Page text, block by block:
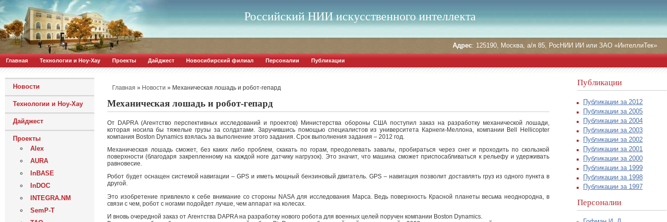
Российский НИИ искусственного интеллекта
Адрес: 125190, Москва, а/я 85, РосНИИ ИИ или ЗАО «ИнтеллиТек»
Главная Технологии и Ноу-Хау Проекты Дайджест Новосибирский филиал Персоналии Публикации
Новости
Технологии и Ноу-Хау
Дайджест
Проекты
Alex
AURA
InBASE
InDOC
INTEGRA.NM
SemP-T
Главная » Новости » Механическая лошадь и робот-гепард
Механическая лошадь и робот-гепард
От DAPRA (Агентство перспективных исследований и проектов) Министерства обороны США поступил заказ на разработку механической лошади,
которая носила бы тяжелые грузы за солдатами. Заручившись помощью специалистов из университета Карнеги-Меллона, компании Bell Hellicopter
компания Boston Dynamics взялась за выполнение этого задания. Срок выполнения задания – 2012 год.
Механическая лошадь сможет, без каких либо проблем, скакать по горам, преодолевать завалы, пробираться через снег и проходить по скользкой
поверхности (благодаря закрепленному на каждой ноге датчику нагрузок). Это значит, что машина сможет приспосабливаться к рельефу и удерживать
равновесие.
Робот будет оснащен системой навигации – GPS и иметь мощный бензиновый двигатель. GPS – навигация позволит доставлять груз из одного пункта в
другой.
Это изобретение привлекло к себе внимание со стороны NASA для исследования Марса. Ведь поверхность Красной планеты весьма неоднородна, в
связи с чем, робот с ногами подойдет лучше, чем аппарат на колесах.
И вновь очередной заказ от Агентства DAPRA на разработку нового робота для военных целей поручен компании Boston Dynamics.
Публикации
Публикации за 2012
Публикации за 2005
Публикации за 2004
Публикации за 2003
Публикации за 2002
Публикации за 2001
Публикации за 2000
Публикации за 1999
Публикации за 1998
Публикации за 1997
Персоналии